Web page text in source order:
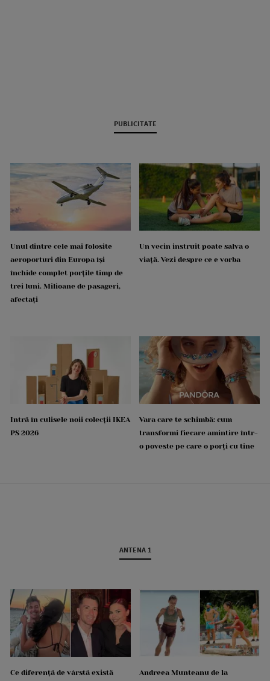
PUBLICITATE
Unul dintre cele mai folosite
aeroporturi din Europa își
închide complet porțile timp de
trei luni. Milioane de pasageri,
afectați
Un vecin instruit poate salva o
viață. Vezi despre ce e vorba
Intră în culisele noii colecții IKEA
PS 2026
Vara care te schimbă: cum
transformi fiecare amintire într-
o poveste pe care o porți cu tine
ANTENA 1
Ce diferență de vârstă există
Andreea Munteanu de la